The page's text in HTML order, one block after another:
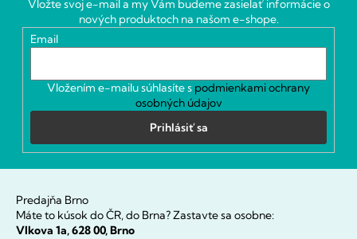
Vložte svoj e-mail a my Vám budeme zasielať informácie o
nových produktoch na našom e-shope.
Email
Vložením e-mailu súhlasíte s podmienkami ochrany
osobných údajov
Prihlásiť sa
Predajňa Brno
Máte to kúsok do ČR, do Brna? Zastavte sa osobne:
Vlkova 1a, 628 00, Brno